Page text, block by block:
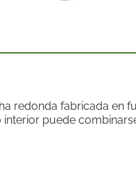
redonda fabricada en
interior puede